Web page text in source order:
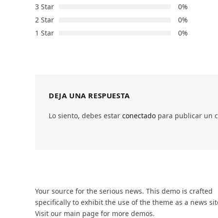
3 Star
0%
2 Star
0%
1 Star
0%
DEJA UNA RESPUESTA
Lo siento, debes estar conectado para publicar un
Your source for the serious news. This demo is crafted
specifically to exhibit the use of the theme as a news
Visit our main page for more demos.